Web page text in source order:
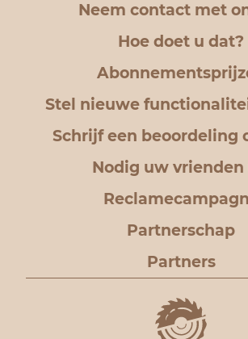
Neem contact met
Hoe doet u dat?
Stel nieuwe
Schrijf een beoordeling
Nodig uw
Partnerschap
Partners